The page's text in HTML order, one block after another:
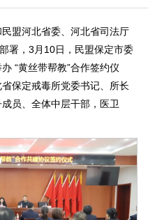
盟河北省委、河北省司法厅
署，3月10日，民盟保定市委
“黄丝带帮教”合作签约仪
保定戒毒所党委书记、所长
员、全体中层干部，医卫